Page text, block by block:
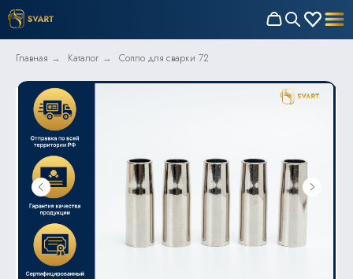
Главная → Каталог → Сопло для сварки 72